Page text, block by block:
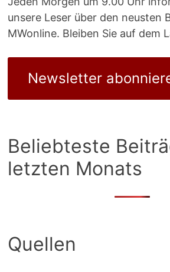
unsere Leser über den neusten
MWonline. Bleiben Sie auf dem
Newsletter
Beliebteste
letzten Monats
Quellen